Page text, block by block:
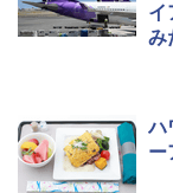
イ
み
ハ
ー